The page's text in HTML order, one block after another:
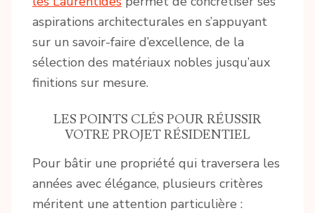
aspirations architecturales en s’appuyant
sur un savoir-faire d’excellence, de la
sélection des matériaux nobles jusqu’aux
finitions sur mesure.
LES POINTS CLÉS POUR RÉUSSIR
VOTRE PROJET RÉSIDENTIEL
Pour bâtir une propriété qui traversera les
années avec élégance, plusieurs critères
méritent une attention particulière :